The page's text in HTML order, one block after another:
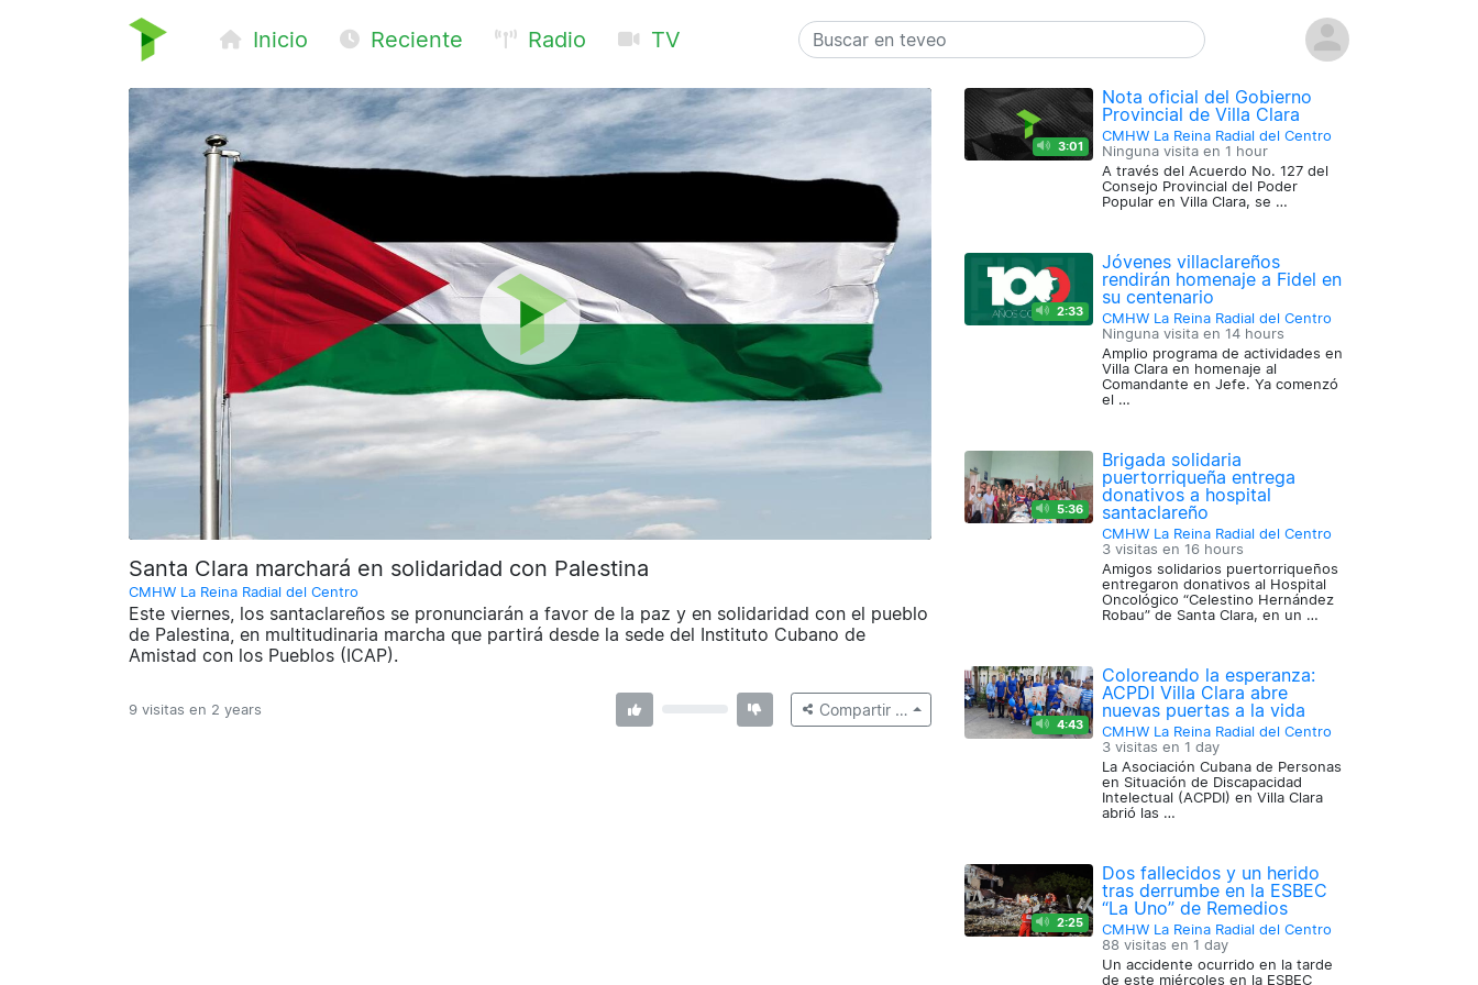
Inicio Reciente Radio TV
Santa Clara marchará en solidaridad con Palestina
CMHW La Reina Radial del Centro
Este viernes, los santaclareños se pronunciarán a favor de la paz y en solidaridad con el pueblo
de Palestina, en multitudinaria marcha que partirá desde la sede del Instituto Cubano de
Amistad con los Pueblos (ICAP).
9 visitas en 2 years Compartir …
3:01
Nota oficial del Gobierno
Provincial de Villa Clara
CMHW La Reina Radial del Centro
Ninguna visita en 1 hour
A través del Acuerdo No. 127 del
Consejo Provincial del Poder
Popular en Villa Clara, se …
2:33
Jóvenes villaclareños
rendirán homenaje a Fidel en
su centenario
CMHW La Reina Radial del Centro
Ninguna visita en 14 hours
Amplio programa de actividades en
Villa Clara en homenaje al
Comandante en Jefe. Ya comenzó
el …
5:36
Brigada solidaria
puertorriqueña entrega
donativos a hospital
santaclareño
CMHW La Reina Radial del Centro
3 visitas en 16 hours
Amigos solidarios puertorriqueños
entregaron donativos al Hospital
Oncológico “Celestino Hernández
Robau” de Santa Clara, en un …
4:43
Coloreando la esperanza:
ACPDI Villa Clara abre
nuevas puertas a la vida
CMHW La Reina Radial del Centro
3 visitas en 1 day
La Asociación Cubana de Personas
en Situación de Discapacidad
Intelectual (ACPDI) en Villa Clara
abrió las …
2:25
Dos fallecidos y un herido
tras derrumbe en la ESBEC
“La Uno” de Remedios
CMHW La Reina Radial del Centro
88 visitas en 1 day
Un accidente ocurrido en la tarde
de este miércoles en la ESBEC